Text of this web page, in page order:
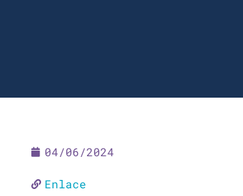
04/06/2024
Enlace